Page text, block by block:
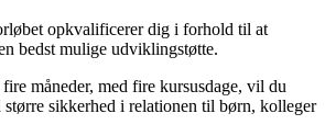
opkvalificerer dig i forhold til at
bedst mulige udviklingstøtte.
måneder, med fire kursusdage, vil du
større sikkerhed i relationen til børn, kolleger